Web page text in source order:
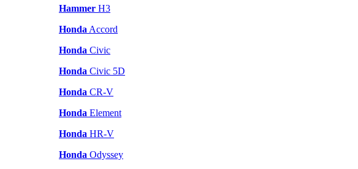
Hammer H3
Honda Accord
Honda Civic
Honda Civic 5D
Honda CR-V
Honda Element
Honda HR-V
Honda Odyssey